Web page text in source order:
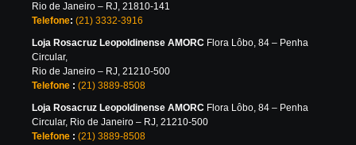
Rio de Janeiro – RJ, 21810-141
Telefone: (21) 3332-3916
Loja Rosacruz Leopoldinense AMORC Flora Lôbo, 84 – Penha
Circular,
Rio de Janeiro – RJ, 21210-500
Telefone : (21) 3889-8508
Loja Rosacruz Leopoldinense AMORC Flora Lôbo, 84 – Penha
Circular, Rio de Janeiro – RJ, 21210-500
Telefone : (21) 3889-8508